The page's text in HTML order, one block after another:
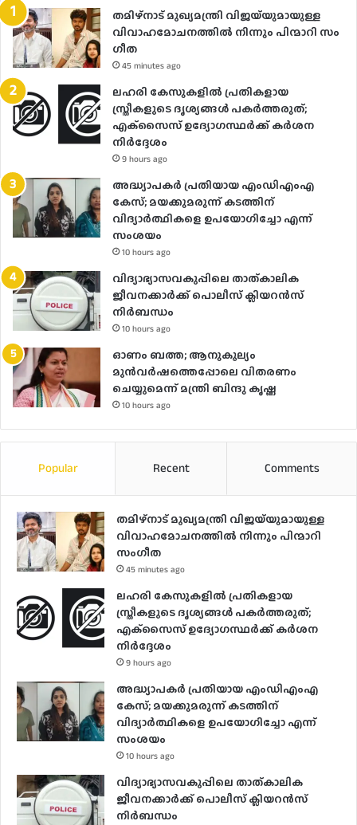
തമിഴ്നാട് മുഖ്യമന്ത്രി വിജയ്‌യുമായുള്ള
വിവാഹമോചനത്തിൽ നിന്നും പിന്മാറി സം​
ഗീത
45 minutes ago
ലഹരി കേസുകളിൽ പ്രതികളായ
സ്ത്രീകളുടെ ദൃശ്യങ്ങൾ പകർത്തരുത്;
എക്‌സൈസ് ഉദ്യോഗസ്ഥർക്ക് കർശന
നിർദ്ദേശം
9 hours ago
അദ്ധ്യാപകർ പ്രതിയായ എംഡിഎംഎ
കേസ്; മയക്കുമരുന്ന് കടത്തിന്
വിദ്യാർത്ഥികളെ ഉപയോ​ഗിച്ചോ എന്ന്
സംശയം
10 hours ago
വിദ്യാഭ്യാസവകുപ്പിലെ താത്കാലിക
ജീവനക്കാർക്ക് പൊലീസ് ക്ലിയറൻസ്
നിർബന്ധം
10 hours ago
ഓണം ബത്ത; ആനുകൂല്യം
മുൻവർഷത്തെപ്പോലെ വിതരണം
ചെയ്യുമെന്ന് മന്ത്രി ബിന്ദു കൃഷ്ണ
10 hours ago
Popular Recent Comments
തമിഴ്നാട് മുഖ്യമന്ത്രി വിജയ്‌യുമായുള്ള
വിവാഹമോചനത്തിൽ നിന്നും പിന്മാറി
സം​ഗീത
45 minutes ago
ലഹരി കേസുകളിൽ പ്രതികളായ
സ്ത്രീകളുടെ ദൃശ്യങ്ങൾ പകർത്തരുത്;
എക്‌സൈസ് ഉദ്യോഗസ്ഥർക്ക് കർശന
നിർദ്ദേശം
9 hours ago
അദ്ധ്യാപകർ പ്രതിയായ എംഡിഎംഎ
കേസ്; മയക്കുമരുന്ന് കടത്തിന്
വിദ്യാർത്ഥികളെ ഉപയോ​ഗിച്ചോ എന്ന്
സംശയം
10 hours ago
വിദ്യാഭ്യാസവകുപ്പിലെ താത്കാലിക
ജീവനക്കാർക്ക് പൊലീസ് ക്ലിയറൻസ്
നിർബന്ധം